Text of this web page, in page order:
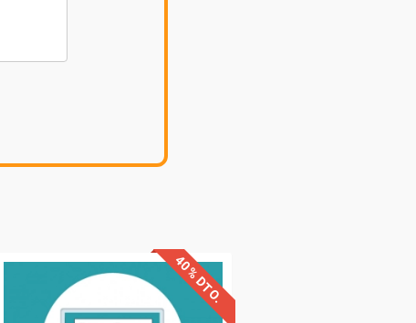
Descuentos especiales
40% DTO.